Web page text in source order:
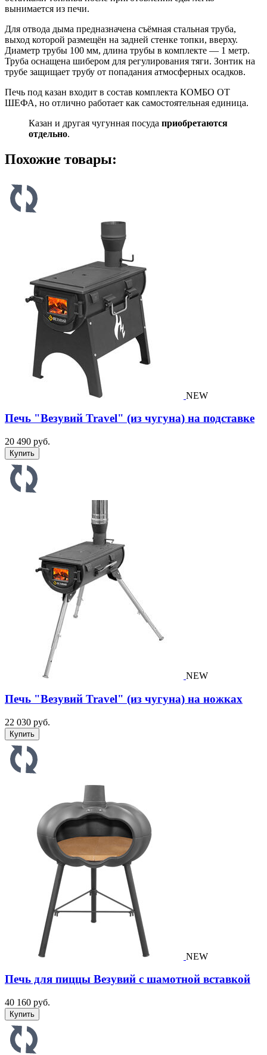
вынимается из печи.
Для отвода дыма предназначена съёмная стальная труба,
выход которой размещён на задней стенке топки, вверху.
Диаметр трубы 100 мм, длина трубы в комплекте — 1 метр.
Труба оснащена шибером для регулирования тяги. Зонтик на
трубе защищает трубу от попадания атмосферных осадков.
Печь под казан входит в состав комплекта КОМБО ОТ
ШЕФА, но отлично работает как самостоятельная единица.
Казан и другая чугунная посуда приобретаются
отдельно.
Похожие товары:
NEW
Печь "Везувий Travel" (из чугуна) на подставке
20 490 руб.
NEW
Печь "Везувий Travel" (из чугуна) на ножках
22 030 руб.
NEW
Печь для пиццы Везувий с шамотной вставкой
40 160 руб.